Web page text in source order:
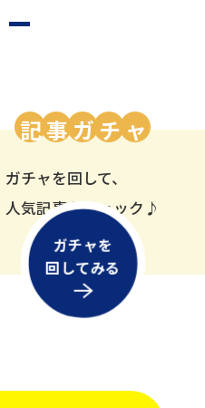
記事ガチ ャ
ガチャを回して、
人気記事をチェック♪
ガチャを
回してみる